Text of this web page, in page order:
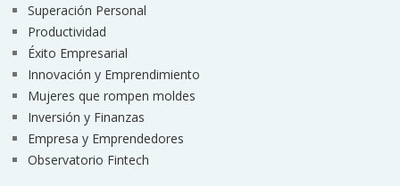
Superación Personal
Productividad
Éxito Empresarial
Innovación y Emprendimiento
Mujeres que rompen moldes
Inversión y Finanzas
Empresa y Emprendedores
Observatorio Fintech